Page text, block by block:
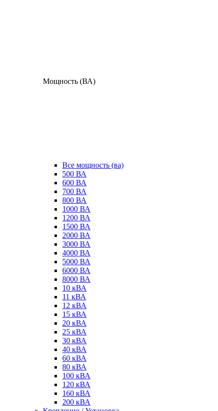
Мощность (ВА)
Все мощность (ва)
500 ВА
600 ВА
700 ВА
800 ВА
1000 ВА
1200 ВА
1500 ВА
2000 ВА
3000 ВА
4000 ВА
5000 ВА
6000 ВА
8000 ВА
10 кВА
11 кВА
12 кВА
15 кВА
20 кВА
25 кВА
30 кВА
40 кВА
60 кВА
80 кВА
100 кВА
120 кВА
160 кВА
200 кВА